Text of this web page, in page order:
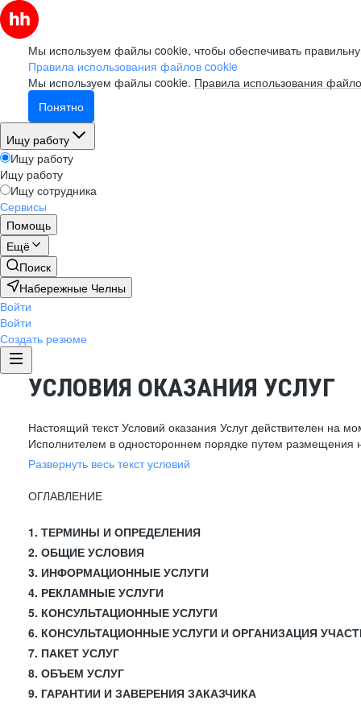
Мы используем файлы cookie, чтобы обеспечивать
Правила использования файлов cookie
Мы используем файлы cookie. Правила использования
Понятно
Ищу работу
Ищу работу
Ищу работу
Ищу сотрудника
Сервисы
Помощь
Ещё
Поиск
Набережные Челны
Войти
Войти
Создать резюме
УСЛОВИЯ ОКАЗАНИЯ УСЛУГ
Настоящий текст Условий оказания Услуг действителен на
Исполнителем в одностороннем порядке путем размещения
Развернуть весь текст условий
ОГЛАВЛЕНИЕ
1. ТЕРМИНЫ И ОПРЕДЕЛЕНИЯ
2. ОБЩИЕ УСЛОВИЯ
3. ИНФОРМАЦИОННЫЕ УСЛУГИ
4. РЕКЛАМНЫЕ УСЛУГИ
5. КОНСУЛЬТАЦИОННЫЕ УСЛУГИ
6. КОНСУЛЬТАЦИОННЫЕ УСЛУГИ И ОРГАНИЗАЦИЯ
7. ПАКЕТ УСЛУГ
8. ОБЪЕМ УСЛУГ
9. ГАРАНТИИ И ЗАВЕРЕНИЯ ЗАКАЗЧИКА